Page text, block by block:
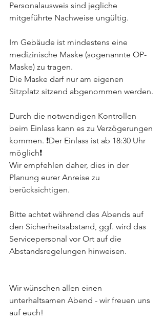
Personalausweis sind jegliche
mitgeführte Nachweise ungültig.
Im Gebäude ist mindestens eine
medizinische Maske (sogenannte OP-
Maske) zu tragen.
Die Maske darf nur am eigenen
Sitzplatz sitzend abgenommen werden.
Durch die notwendigen Kontrollen
beim Einlass kann es zu Verzögerungen
kommen. ❗Der Einlass ist ab 18:30 Uhr
möglich❗
Wir empfehlen daher, dies in der
Planung eurer Anreise zu
berücksichtigen.
Bitte achtet während des Abends auf
den Sicherheitsabstand, ggf. wird das
Servicepersonal vor Ort auf die
Abstandsregelungen hinweisen.
Wir wünschen allen einen
unterhaltsamen Abend - wir freuen uns
auf euch!